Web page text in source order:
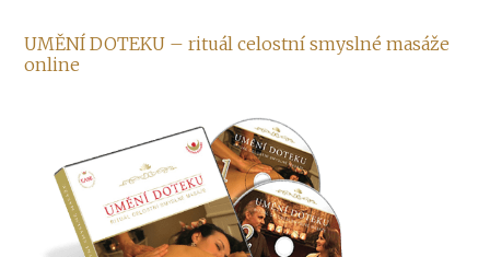
UMĚNÍ DOTEKU – rituál celostní smyslné masáže
online